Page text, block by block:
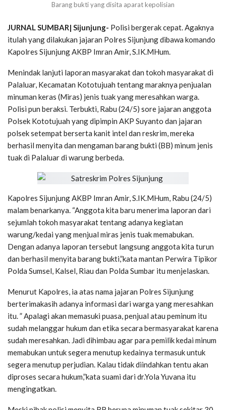
Barang bukti yang disita aparat kepolisian
JURNAL SUMBAR| Sijunjung- Polisi bergerak cepat. Agaknya
itulah yang dilakukan jajaran Polres Sijunjung dibawa komando
Kapolres Sijunjung AKBP Imran Amir, S.IK.MHum.
Menindak lanjuti laporan masyarakat dan tokoh masyarakat di
Palaluar, Kecamatan Kototujuah tentang maraknya penjualan
minuman keras (Miras) jenis tuak yang meresahkan warga.
Polisi pun beraksi. Terbukti, Rabu (24/5) sore jajaran anggota
Polsek Kototujuah yang dipimpin AKP Suyanto dan jajaran
polsek setempat berserta kanit intel dan reskrim, mereka
berhasil menyita dan mengaman barang bukti (BB) minum jenis
tuak di Palaluar di warung berbeda.
Kapolres Sijunjung AKBP Imran Amir, S.IK.MHum, Rabu (24/5)
malam benarkanya. “Anggota kita baru menerima laporan dari
sejumlah tokoh masyarakat tentang adanya kegiatan
warung/kedai yang menjual miras jenis tuak memabukan.
Dengan adanya laporan tersebut langsung anggota kita turun
dan berhasil menyita barang bukti,”kata mantan Perwira Tipikor
Polda Sumsel, Kalsel, Riau dan Polda Sumbar itu menjelaskan.
Menurut Kapolres, ia atas nama jajaran Polres Sijunjung
berterimakasih adanya informasi dari warga yang meresahkan
itu. ” Apalagi akan memasuki puasa, penjual atau peminum itu
sudah melanggar hukum dan etika secara bermasyarakat karena
sudah meresahkan. Jadi dihimbau agar para pemilik kedai minum
memabukan untuk segera menutup kedainya termasuk untuk
segera menutup perjudian. Kalau tidak diindahkan tentu akan
diproses secara hukum,”kata suami dari dr.Yola Yuvana itu
mengingatkan.